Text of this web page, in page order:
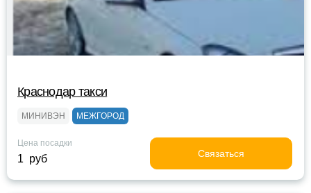
Краснодар такси
МИНИВЭН МЕЖГОРОД
Цена посадки
1 руб Связаться